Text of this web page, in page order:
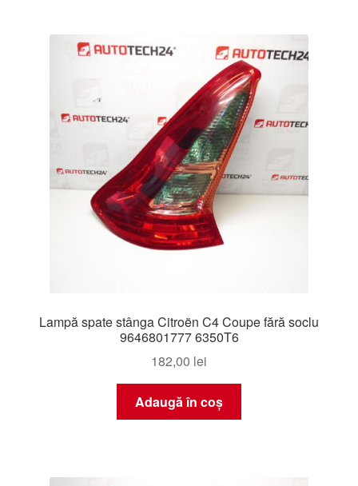
Lampă spate stânga Citroën C4 Coupe fără soclu
9646801777 6350T6
182,00 lei
Adaugă în coș